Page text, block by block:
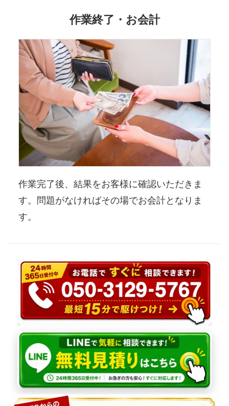
作業終了・お会計
作業完了後、結果をお客様に確認いただきま
す。問題がなければその場でお会計となりま
す。